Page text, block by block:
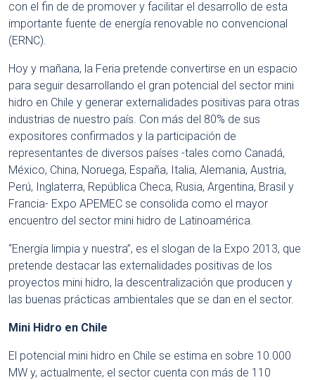
con el fin de de promover y facilitar el desarrollo de esta
importante fuente de energía renovable no convencional
(ERNC).
Hoy y mañana, la Feria pretende convertirse en un espacio
para seguir desarrollando el gran potencial del sector mini
hidro en Chile y generar externalidades positivas para otras
industrias de nuestro país. Con más del 80% de sus
expositores confirmados y la participación de
representantes de diversos países -tales como Canadá,
México, China, Noruega, España, Italia, Alemania, Austria,
Perú, Inglaterra, República Checa, Rusia, Argentina, Brasil y
Francia- Expo APEMEC se consolida como el mayor
encuentro del sector mini hidro de Latinoamérica.
“Energía limpia y nuestra”, es el slogan de la Expo 2013, que
pretende destacar las externalidades positivas de los
proyectos mini hidro, la descentralización que producen y
las buenas prácticas ambientales que se dan en el sector.
Mini Hidro en Chile
El potencial mini hidro en Chile se estima en sobre 10.000
MW y, actualmente, el sector cuenta con más de 110